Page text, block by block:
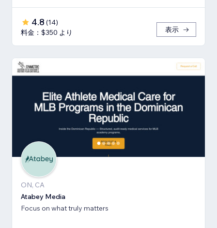
4.8 (14)
料金：$350 より
表示
ON, CA
Atabey Media
Focus on what truly matters